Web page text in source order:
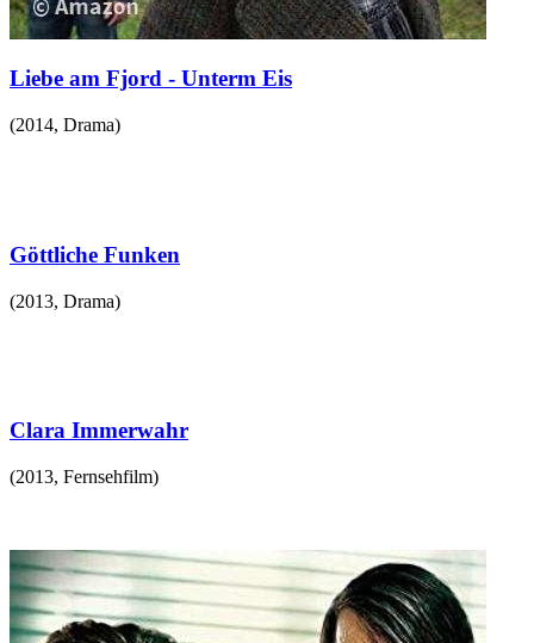
Liebe am Fjord - Unterm Eis
(2014, Drama)
Göttliche Funken
(2013, Drama)
Clara Immerwahr
(2013, Fernsehfilm)